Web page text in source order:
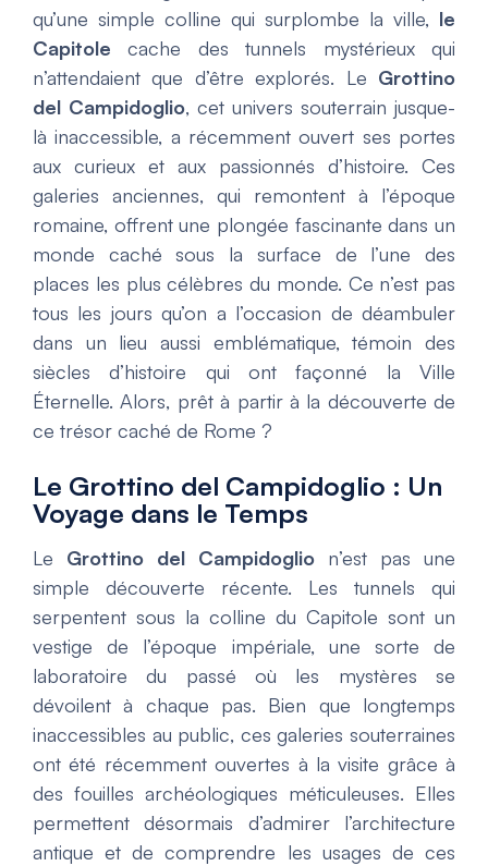
qu’une simple colline qui surplombe la ville, le
Capitole cache des tunnels mystérieux qui
n’attendaient que d’être explorés. Le Grottino
del Campidoglio, cet univers souterrain jusque-
là inaccessible, a récemment ouvert ses portes
aux curieux et aux passionnés d’histoire. Ces
galeries anciennes, qui remontent à l’époque
romaine, offrent une plongée fascinante dans un
monde caché sous la surface de l’une des
places les plus célèbres du monde. Ce n’est pas
tous les jours qu’on a l’occasion de déambuler
dans un lieu aussi emblématique, témoin des
siècles d’histoire qui ont façonné la Ville
Éternelle. Alors, prêt à partir à la découverte de
ce trésor caché de Rome ?
Le Grottino del Campidoglio : Un
Voyage dans le Temps
Le Grottino del Campidoglio n’est pas une
simple découverte récente. Les tunnels qui
serpentent sous la colline du Capitole sont un
vestige de l’époque impériale, une sorte de
laboratoire du passé où les mystères se
dévoilent à chaque pas. Bien que longtemps
inaccessibles au public, ces galeries souterraines
ont été récemment ouvertes à la visite grâce à
des fouilles archéologiques méticuleuses. Elles
permettent désormais d’admirer l’architecture
antique et de comprendre les usages de ces